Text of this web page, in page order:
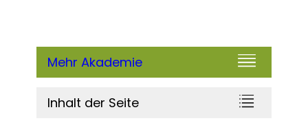
Mehr Akademie
Inhalt der Seite